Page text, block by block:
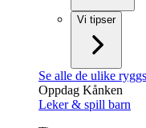
Vi tipser
Se alle de ulike
Oppdag Kånken
Leker & spill barn